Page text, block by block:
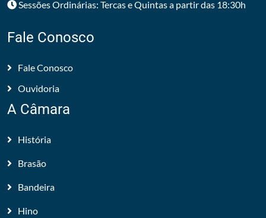
Sessões Ordinárias: Tercas e Quintas a partir das 18:30h
Fale Conosco
Fale Conosco
Ouvidoria
A Câmara
História
Brasão
Bandeira
Hino